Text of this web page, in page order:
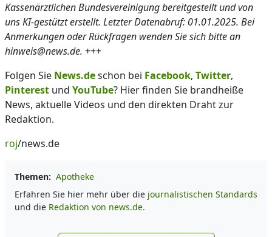
Kassenärztlichen Bundesvereinigung bereitgestellt und von
uns KI-gestützt erstellt. Letzter Datenabruf: 01.01.2025. Bei
Anmerkungen oder Rückfragen wenden Sie sich bitte an
hinweis@news.de. +++
Folgen Sie News.deschon bei Facebook, Twitter,
Pinterest und YouTube? Hier finden Sie brandheiße
News, aktuelle Videos und den direkten Draht zur
Redaktion.
roj/news.de
Themen: Apotheke
Erfahren Sie hier mehr über die journalistischen Standards
und die Redaktion von news.de.